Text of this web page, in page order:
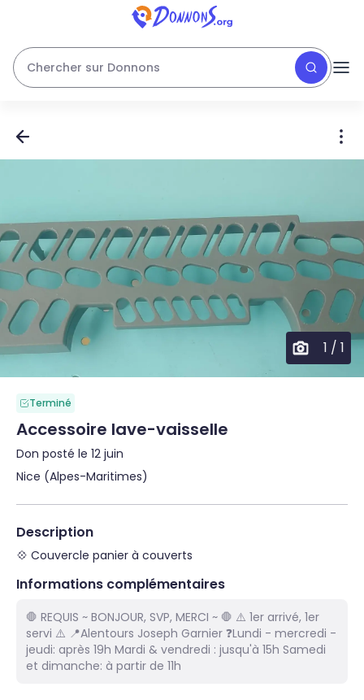
Chercher sur Donnons
1 / 1
Terminé
Accessoire lave-vaisselle
Don posté le 12 juin
Nice (Alpes-Maritimes)
Description
💠 Couvercle panier à couverts
Informations complémentaires
🛑 REQUIS ~ BONJOUR, SVP, MERCI ~ 🛑 ⚠️ 1er arrivé, 1er
servi ⚠️ 📍Alentours Joseph Garnier ❓Lundi - mercredi -
jeudi: après 19h Mardi & vendredi : jusqu'à 15h Samedi
et dimanche: à partir de 11h